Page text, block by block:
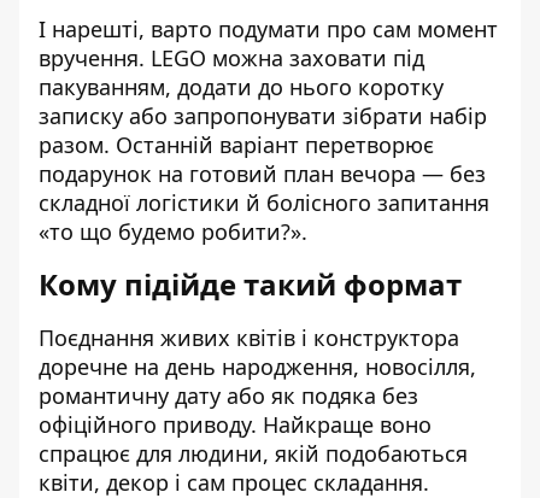
І нарешті, варто подумати про сам момент
вручення. LEGO можна заховати під
пакуванням, додати до нього коротку
записку або запропонувати зібрати набір
разом. Останній варіант перетворює
подарунок на готовий план вечора — без
складної логістики й болісного запитання
«то що будемо робити?».
Кому підійде такий формат
Поєднання живих квітів і конструктора
доречне на день народження, новосілля,
романтичну дату або як подяка без
офіційного приводу. Найкраще воно
спрацює для людини, якій подобаються
квіти, декор і сам процес складання.